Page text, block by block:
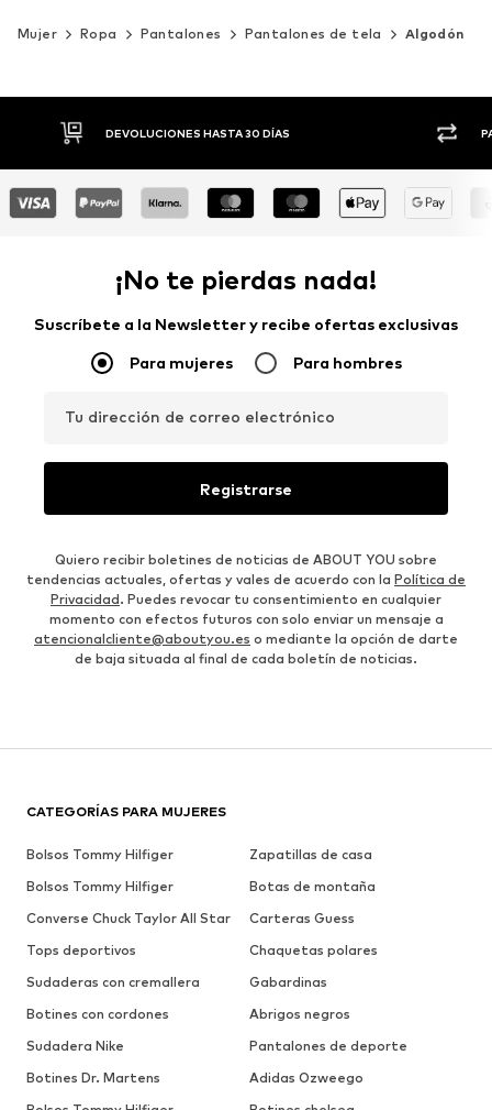
Mujer Ropa Pantalones Pantalones de tela Algodón
DEVOLUCIONES HASTA 30 DÍAS
¡No te pierdas nada!
Suscríbete a la Newsletter y recibe ofertas exclusivas
Para mujeres Para hombres
Tu dirección de correo electrónico
Registrarse
Quiero recibir boletines de noticias de ABOUT YOU sobre
tendencias actuales, ofertas y vales de acuerdo con la Política de
Privacidad. Puedes revocar tu consentimiento en cualquier
momento con efectos futuros con solo enviar un mensaje a
atencionalcliente@aboutyou.es o mediante la opción de darte
de baja situada al final de cada boletín de noticias.
CATEGORÍAS PARA MUJERES
Bolsos Tommy Hilfiger
Zapatillas de casa
Bolsos Tommy Hilfiger
Botas de montaña
Converse Chuck Taylor All Star
Carteras Guess
Tops deportivos
Chaquetas polares
Sudaderas con cremallera
Gabardinas
Botines con cordones
Abrigos negros
Sudadera Nike
Pantalones de deporte
Botines Dr. Martens
Adidas Ozweego